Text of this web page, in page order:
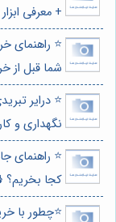
+ معرفی
⭐️ راهنمای
شما قبل از
⭐️ درایر
نگهداری و
کجا بخریم؟
⭐️چطور با